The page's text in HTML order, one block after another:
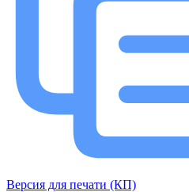
Версия для печати (КП)